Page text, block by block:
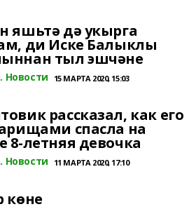
яшьтә дә укырга
ди Иске Балыклы
тыл эшчәне
Новости 15 МАРТА 2020, 15:03
рассказал, как его
спасла на
8-летняя девочка
Новости 11 МАРТА 2020, 17:10
көне